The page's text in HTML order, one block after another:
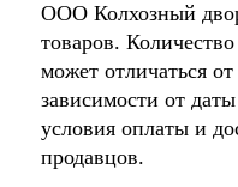
ООО Колхозный
товаров.
может отличаться
зависимости от
условия оплаты и
продавцов.